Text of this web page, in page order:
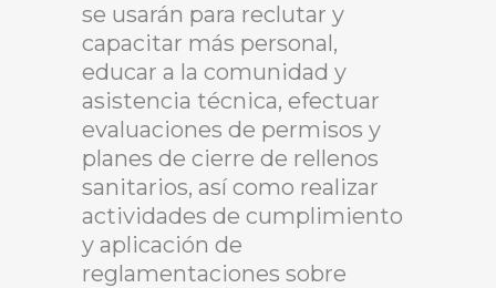
se usarán para reclutar y
capacitar más personal,
educar a la comunidad y
asistencia técnica, efectuar
evaluaciones de permisos y
planes de cierre de rellenos
sanitarios, así como realizar
actividades de cumplimiento
y aplicación de
reglamentaciones sobre